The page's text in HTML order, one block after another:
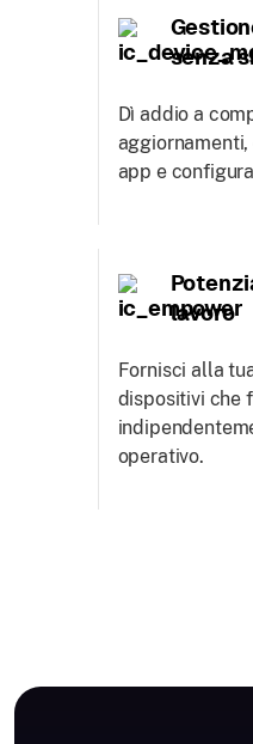
senza
Dì addio a
app e
lavoro
Fornisci alla
dispositivi che
operativo.